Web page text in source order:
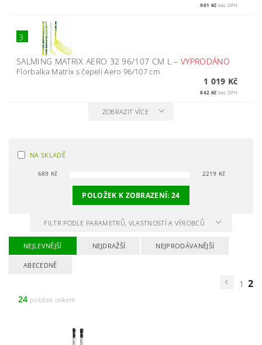
901 Kč bez DPH
3.
SALMING MATRIX AERO 32 96/107 CM L– VYPRODÁNO
Florbalka Matrix s čepelí Aero 96/107 cm
1 019 Kč
842 Kč bez DPH
ZOBRAZIT VÍCE
NA SKLADĚ
689 Kč 2219 Kč
POLOŽEK K ZOBRAZENÍ:24
FILTR PODLE PARAMETRŮ, VLASTNOSTÍ A VÝROBCŮ
NEJLEVNĚJŠÍ NEJDRAŽŠÍ NEJPRODÁVANĚJŠÍ
ABECEDNĚ
1 2
24 položek celkem